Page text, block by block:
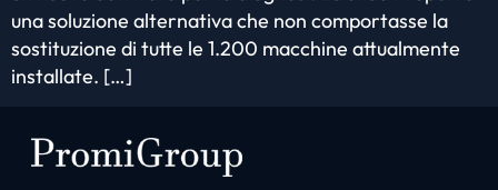
una soluzione alternativa che non comportasse la
sostituzione di tutte le 1.200 macchine attualmente
installate. […]